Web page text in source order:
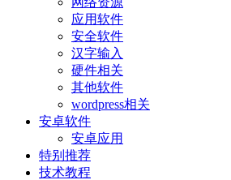
应用软件
安全软件
汉字输入
硬件相关
其他软件
wordpress相关
安卓软件
安卓应用
特别推荐
技术教程